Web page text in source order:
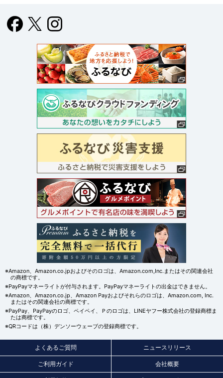
※Amazon、Amazon.co.jpおよびそのロゴは、Amazon.com,Inc.またはその関連会社
の商標です。
※PayPayマネーライトが付与されます。PayPayマネーライトの出金はできません。
※Amazon、Amazon.co.jp、Amazon Payおよびそれらのロゴは、Amazon.com, Inc.
またはその関連会社の商標です。
※PayPay、PayPayのロゴ、ペイペイ、Ｐのロゴは、LINEヤフー株式会社の登録商標ま
たは商標です。
※QRコードは（株）デンソーウェーブの登録商標です。
よくあるご質問 ニュースリリース
ご利用ガイド 会社概要